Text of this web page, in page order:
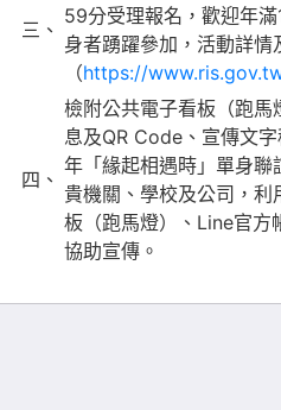
三、
59分受理報名，歡迎年
身者踴躍參加，活動詳
（https://
四、
檢附公共電子看板（跑
息及QR Code、宣傳文
年「緣起相遇時」單身聯
貴機關、學校及公司，利
板（跑馬燈）、Line官方
協助宣傳。